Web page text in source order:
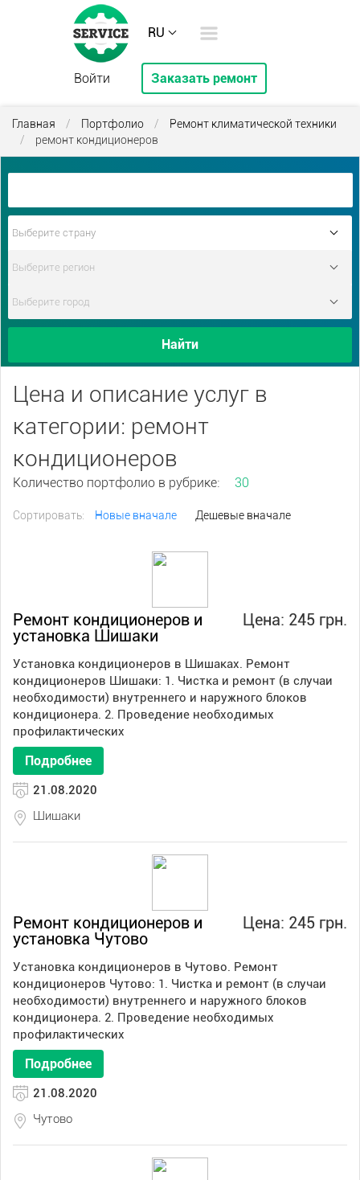
RU
Войти Заказать ремонт
Главная / Портфолио /
Ремонт климатической техники
/
ремонт кондиционеров
Найти
Цена и описание услуг в
категории: ремонт
кондиционеров
Количество портфолио в рубрике: 30
Сортировать: Новые вначале Дешевые вначале
Цена: 245 грн.
Ремонт кондиционеров и
установка Шишаки
Установка кондиционеров в Шишаках. Ремонт
кондиционеров Шишаки: 1. Чистка и ремонт (в случаи
необходимости) внутреннего и наружного блоков
кондиционера. 2. Проведение необходимых
профилактических
Подробнее
21.08.2020
Шишаки
Цена: 245 грн.
Ремонт кондиционеров и
установка Чутово
Установка кондиционеров в Чутово. Ремонт
кондиционеров Чутово: 1. Чистка и ремонт (в случаи
необходимости) внутреннего и наружного блоков
кондиционера. 2. Проведение необходимых
профилактических
Подробнее
21.08.2020
Чутово